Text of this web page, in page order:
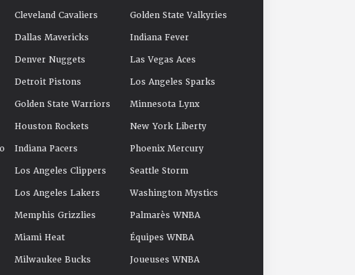
Cleveland Cavaliers
Dallas Mavericks
Denver Nuggets
Detroit Pistons
Golden State Warriors
Houston Rockets
Indiana Pacers
Los Angeles Clippers
Los Angeles Lakers
Memphis Grizzlies
Miami Heat
Milwaukee Bucks
Golden State Valkyries
Indiana Fever
Las Vegas Aces
Los Angeles Sparks
Minnesota Lynx
New York Liberty
Phoenix Mercury
Seattle Storm
Washington Mystics
Palmarès WNBA
Équipes WNBA
Joueuses WNBA